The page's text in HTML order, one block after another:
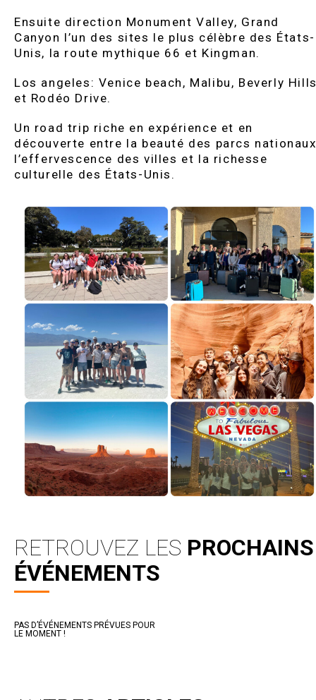
Ensuite direction Monument Valley, Grand
Canyon l’un des sites le plus célèbre des États-
Unis, la route mythique 66 et Kingman.
Los angeles: Venice beach, Malibu, Beverly
et Rodéo Drive.
Un road trip riche en expérience et en
découverte entre la beauté des parcs
l’effervescence des villes et la richesse
culturelle des États-Unis.
RETROUVEZ LES PROCHAINS
ÉVÉNEMENTS
PAS D’ÉVÉNEMENTS PRÉVUES POUR
LE MOMENT !